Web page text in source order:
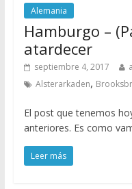
Alemania
Hamburgo –
atardecer
septiembre 4, 2017
Alsterarkaden,
El post que tenemos
anteriores. Es como
Leer más